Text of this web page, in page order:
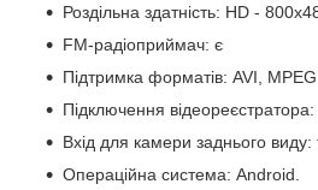
Роздільна здатність: HD -
FM-радіоприймач: є
Підтримка форматів: AVI,
Підключення відеореєстратора:
Вхід для камери заднього виду:
Операційна система: Android.